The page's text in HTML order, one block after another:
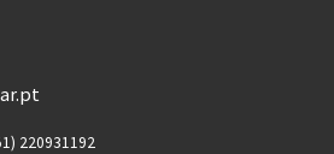
220931192